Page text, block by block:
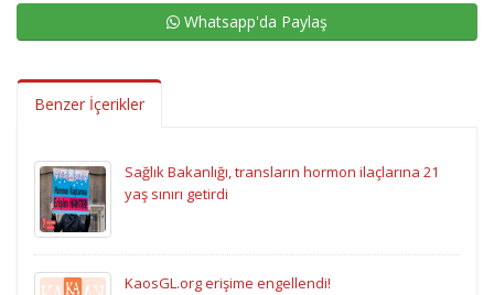
Whatsapp'da Paylaş
Benzer İçerikler
Sağlık Bakanlığı, transların hormon ilaçlarına 21
yaş sınırı getirdi
KaosGL.org erişime engellendi!